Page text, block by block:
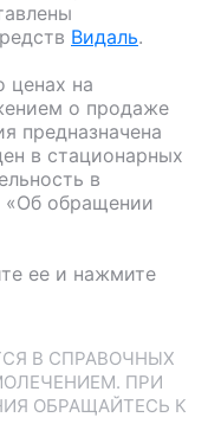
Видаль.
ценах на
о продаже
предназначена
в стационарных
в
«Об обращении
ее и нажмите
В СПРАВОЧНЫХ
ПРИ
ОБРАЩАЙТЕСЬ К